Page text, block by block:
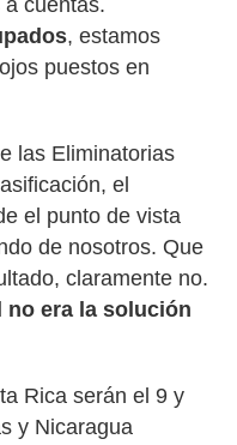
cuentas.
, estamos
puestos en
las Eliminatorias
el
el punto de vista
de nosotros. Que
claramente no.
no era la solución
Rica serán el 9 y
y Nicaragua